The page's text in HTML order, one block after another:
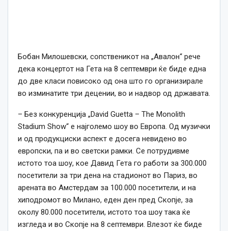
Бобан Милошевски, сопственикот на „Авалон“ рече
дека концертот на Гета на 8 септември ќе биде една
до две класи повисоко од она што го организирале
во изминатите три децении, во и надвор од државата.
– Без конкуренција „David Guetta – The Monolith
Stadium Show“ е најголемо шоу во Европа. Од музички
и од продукциски аспект е досега невидено во
европски, па и во светски рамки. Се потрудивме
истото тоа шоу, кое Давид Гета го работи за 300.000
посетители за три дена на стадионот во Париз, во
арената во Амстердам за 100.000 посетители, и на
хиподромот во Милано, еден ден пред Скопје, за
околу 80.000 посетители, истото тоа шоу така ќе
изгледа и во Скопје на 8 септември. Влезот ќе биде